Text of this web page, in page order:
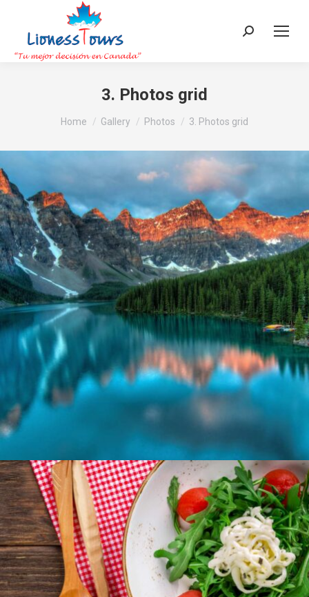
Search:
3. Photos grid
You are here:
Home Gallery Photos 3. Photos grid